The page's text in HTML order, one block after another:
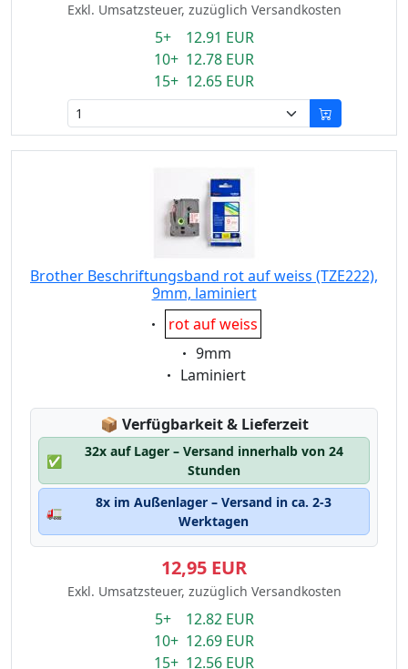
Exkl. Umsatzsteuer, zuzüglich Versandkosten
5+ 12.91 EUR
10+ 12.78 EUR
15+ 12.65 EUR
Brother Beschriftungsband rot auf weiss (TZE222),
9mm, laminiert
Eigenschaft:
rot auf weiss
Eigenschaft:
9mm
Eigenschaft:
Laminiert
📦 Lagerstatus:
Verfügbarkeit & Lieferzeit
✅
32x auf Lager – Versand innerhalb von 24
Stunden
🚛
8x im Außenlager – Versand in ca. 2-3
Werktagen
12,95 EUR
Exkl. Umsatzsteuer, zuzüglich Versandkosten
5+ 12.82 EUR
10+ 12.69 EUR
15+ 12.56 EUR